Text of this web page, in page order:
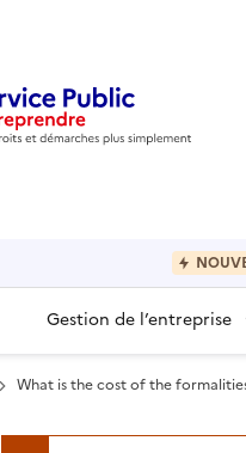
Gestion de l’entreprise
What is the cost of the